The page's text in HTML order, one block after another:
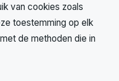
van cookies zoals
toestemming op elk
de methoden die in